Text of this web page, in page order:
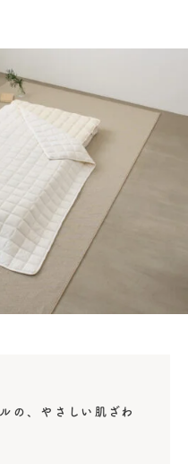
の、やさしい肌ざわ